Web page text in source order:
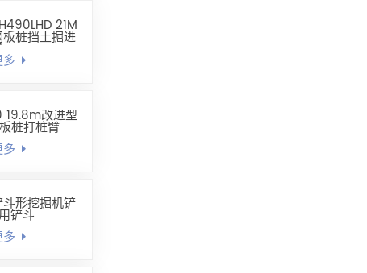
21M
桩挡土掘进
19.8m改进型
桩打桩臂
形挖掘机铲
铲斗